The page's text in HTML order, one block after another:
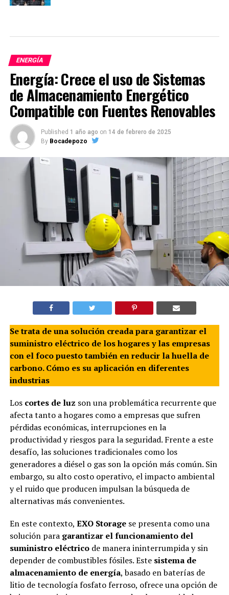
ENERGÍA
Energía: Crece el uso de Sistemas
de Almacenamiento Energético
Compatible con Fuentes Renovables
Published 1 año ago on 14 de febrero de 2025
By Bocadepozo
Se trata de una solución creada para garantizar el
suministro eléctrico de los hogares y las empresas
con el foco puesto también en reducir la huella de
carbono. Cómo es su aplicación en diferentes
industrias
Los cortes de luz son una problemática recurrente que
afecta tanto a hogares como a empresas que sufren
pérdidas económicas, interrupciones en la
productividad y riesgos para la seguridad. Frente a este
desafío, las soluciones tradicionales como los
generadores a diésel o gas son la opción más común. Sin
embargo, su alto costo operativo, el impacto ambiental
y el ruido que producen impulsan la búsqueda de
alternativas más convenientes.
En este contexto, EXO Storagese presenta como una
solución para garantizar el funcionamiento del
suministro eléctricode manera ininterrumpida y sin
depender de combustibles fósiles. Este sistema de
almacenamiento de energía, basado en baterías de
litio de tecnología fosfato ferroso, ofrece una opción de